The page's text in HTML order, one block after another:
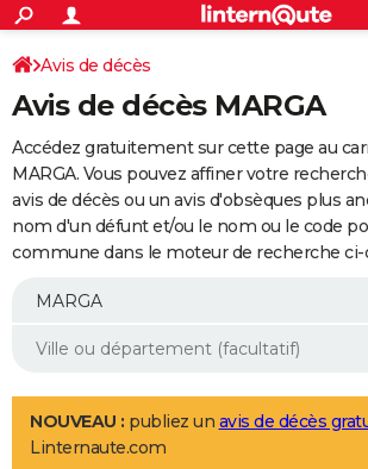
ACTUALITÉS
Politique
Société
Faits Divers
Education
Monde
Villes
+
SPORT
Coupe du monde 2026
Football
Tennis
Cyclisme
Rugby
Forum
Programme TV
TNT
Streaming
Cinéma
Sorties cinéma
Musique
+
FINANCE
Retraite
Epargne
Immobilier
Risques naturels par ville
Banque
Assurance
AUTO
Essais
Réserver un essai
Citadines
Berlines
SUV
Forum auto
+
Mobiles
Meilleur smartphone
Internet
Ordinateurs
Jeux vidéo
Guide high-tech
Aménagement intérieur
LIFESTYLE
Art de vivre
Bien-être
Loisirs
Mode
Modes de vie
Avis de décès
Avis de décès MARGA
Accédez gratuitement sur cette page au
MARGA. Vous pouvez affiner votre
avis de décès ou un avis d'obsèques plus
nom d'un défunt et/ou le nom ou le code
commune dans le moteur de recherche ci-
NOUVEAU : publiez un avis de décès
Linternaute.com